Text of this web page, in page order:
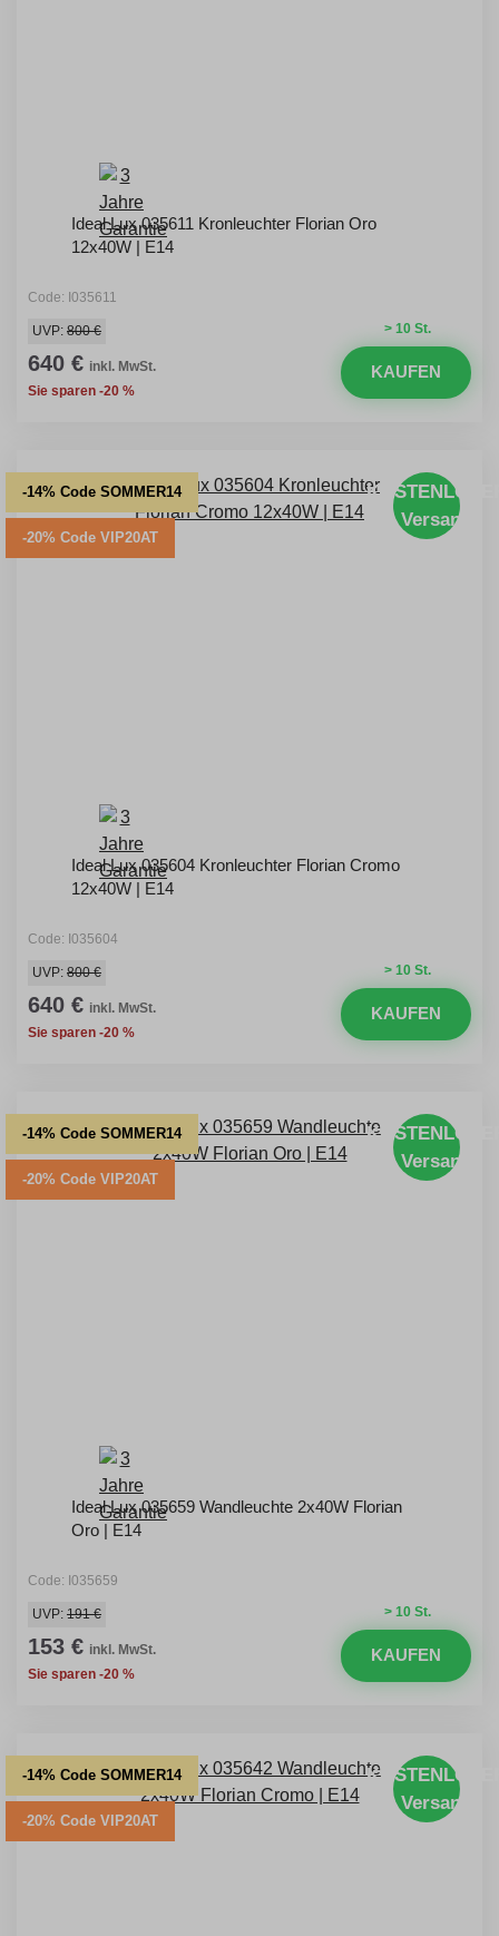
Ideal Lux 035611 Kronleuchter Florian Oro
12x40W | E14
Code: I035611
> 10 St.
UVP: 800 €
640 € inkl. MwSt.
Sie sparen -20 %
KAUFEN
-14% Code SOMMER14
-20% Code VIP20AT
Versand
Ideal Lux 035604 Kronleuchter Florian Cromo
12x40W | E14
Code: I035604
> 10 St.
UVP: 800 €
640 € inkl. MwSt.
Sie sparen -20 %
KAUFEN
-14% Code SOMMER14
-20% Code VIP20AT
Versand
Ideal Lux 035659 Wandleuchte 2x40W Florian
Oro | E14
Code: I035659
> 10 St.
UVP: 191 €
153 € inkl. MwSt.
Sie sparen -20 %
KAUFEN
-14% Code SOMMER14
-20% Code VIP20AT
Versand